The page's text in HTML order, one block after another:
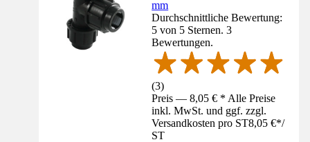
mm
Durchschnittliche Bewertung:
5 von 5 Sternen. 3
Bewertungen.
(3)
Preis — 8,05 € * Alle Preise
inkl. MwSt. und ggf. zzgl.
Versandkosten pro ST8,05 €*/
ST